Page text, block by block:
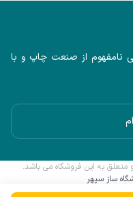
به این فروشگاه می باشد.
ساز سپهر